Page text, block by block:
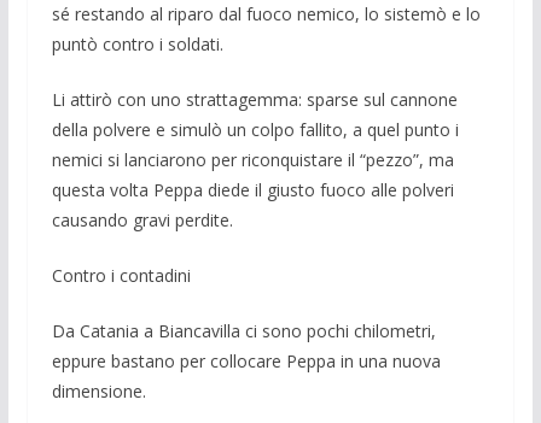
sé restando al riparo dal fuoco nemico, lo sistemò e lo
puntò contro i soldati.
Li attirò con uno strattagemma: sparse sul cannone
della polvere e simulò un colpo fallito, a quel punto i
nemici si lanciarono per riconquistare il “pezzo”, ma
questa volta Peppa diede il giusto fuoco alle polveri
causando gravi perdite.
Contro i contadini
Da Catania a Biancavilla ci sono pochi chilometri,
eppure bastano per collocare Peppa in una nuova
dimensione.